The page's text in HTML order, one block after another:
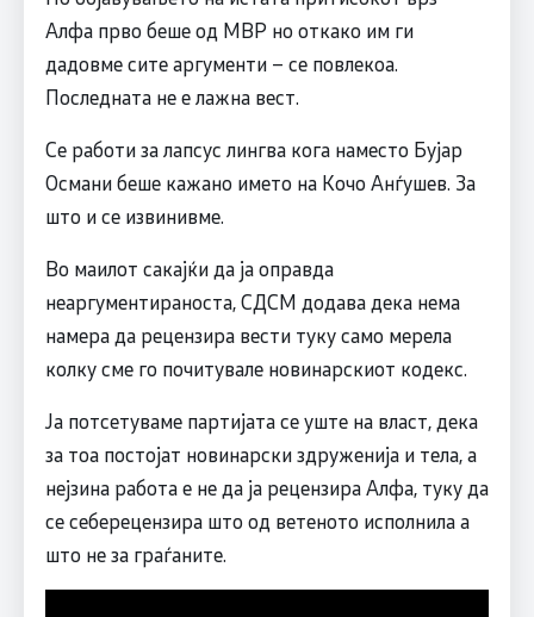
Алфа прво беше од МВР но откако им ги
дадовме сите аргументи – се повлекоа.
Последната не е лажна вест.
Се работи за лапсус лингва кога наместо Бујар
Османи беше кажано името на Кочо Анѓушев. За
што и се извинивме.
Во маилот сакајќи да ја оправда
неаргументираноста, СДСМ додава дека нема
намера да рецензира вести туку само мерела
колку сме го почитувале новинарскиот кодекс.
Ја потсетуваме партијата се уште на власт, дека
за тоа постојат новинарски здруженија и тела, а
нејзина работа е не да ја рецензира Алфа, туку да
се себерецензира што од ветеното исполнила а
што не за граѓаните.